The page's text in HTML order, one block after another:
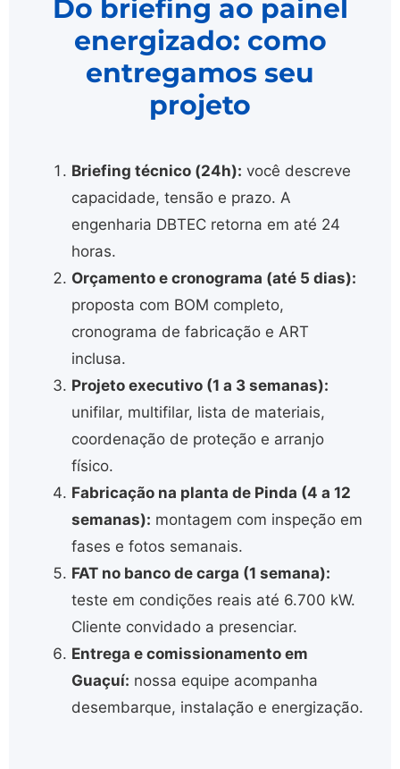
Do briefing ao painel
energizado: como
entregamos seu
projeto
Briefing técnico (24h): você descreve
capacidade, tensão e prazo. A
engenharia DBTEC retorna em até 24
horas.
Orçamento e cronograma (até 5 dias):
proposta com BOM completo,
cronograma de fabricação e ART
inclusa.
Projeto executivo (1 a 3 semanas):
unifilar, multifilar, lista de materiais,
coordenação de proteção e arranjo
físico.
Fabricação na planta de Pinda (4 a 12
semanas): montagem com inspeção em
fases e fotos semanais.
FAT no banco de carga (1 semana):
teste em condições reais até 6.700 kW.
Cliente convidado a presenciar.
Entrega e comissionamento em
Guaçuí: nossa equipe acompanha
desembarque, instalação e energização.